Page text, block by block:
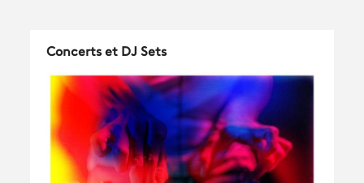
Concerts et DJ Sets